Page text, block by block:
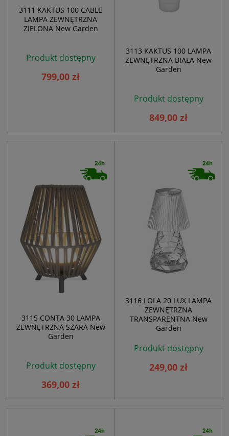
3111 KAKTUS 100 CABLE
LAMPA ZEWNĘTRZNA
ZIELONA New Garden
Produkt dostępny
799,00 zł
3113 KAKTUS 100 LAMPA
ZEWNĘTRZNA BIAŁA New
Garden
Produkt dostępny
849,00 zł
3115 CONTA 30 LAMPA
ZEWNĘTRZNA SZARA New
Garden
Produkt dostępny
369,00 zł
3116 LOLA 20 LUX LAMPA
ZEWNĘTRZNA
TRANSPARENTNA New
Garden
Produkt dostępny
249,00 zł